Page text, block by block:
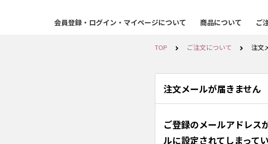
会員登録・ログイン・マイページについて 商品について ご
TOP ご注文について 注文
注文メールが届きません
ご登録のメールアドレス
ルに設定されてしまって